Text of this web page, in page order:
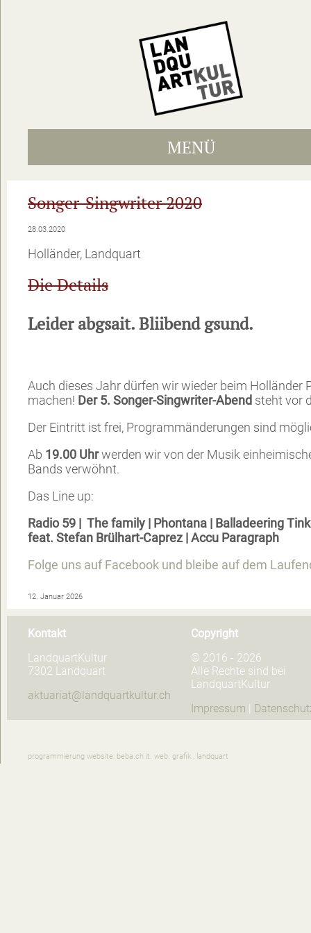
MENÜ
Songer-Singwriter 2020
28.03.2020
Holländer, Landquart
Die Details
Leider abgsait. Bliibend gsund.
Auch dieses Jahr dürfen wir wieder beim Holländer
machen! Der 5. Songer-Singwriter-Abend steht vor
Der Eintritt ist frei, Programmänderungen sind
Ab 19.00 Uhrwerden wir von der Musik
Bands verwöhnt.
Das Line up:
Radio 59 | The family | Phontana | Balladeering
feat. Stefan Brülhart-Caprez | Accu Paragraph
Folge uns auf Facebook und bleibe auf dem
12. Januar 2026
Kontakt
LandquartKultur
7302 Landquart
aktuariat@landquartkultur.ch
Copyright
© 2016 - 2026
Alle Rechte sind bei
LandquartKultur
Impressum
programmierung website: beba.ch it. web. grafik., landquart